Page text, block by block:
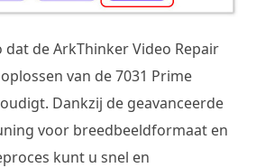
dat de ArkThinker Video Repair
van de 7031 Prime
Dankzij de geavanceerde
voor breedbeeldformaat en
kunt u snel en